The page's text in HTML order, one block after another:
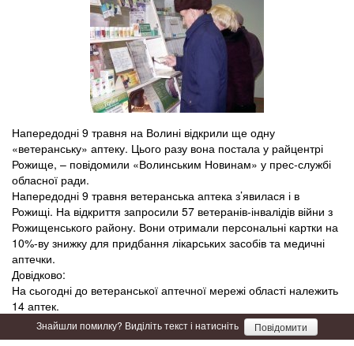
Напередодні 9 травня на Волині відкрили ще одну
«ветеранську» аптеку. Цього разу вона постала у райцентрі
Рожище, – повідомили «Волинським Новинам» у прес-службі
обласної ради.
Напередодні 9 травня ветеранська аптека з’явилася і в
Рожищі. На відкриття запросили 57 ветеранів-інвалідів війни з
Рожищенського району. Вони отримали персональні картки на
10%-ву знижку для придбання лікарських засобів та медичні
аптечки.
Довідково:
На сьогодні до ветеранської аптечної мережі області належить
14 аптек.
Знайшли помилку? Виділіть текст і натисніть Повідомити